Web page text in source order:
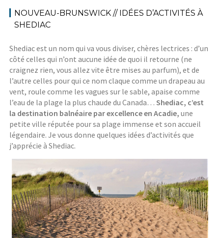
NOUVEAU-BRUNSWICK // IDÉES D’ACTIVITÉS À
SHEDIAC
Shediac est un nom qui va vous diviser, chères lectrices : d’un
côté celles qui n’ont aucune idée de quoi il retourne (ne
craignez rien, vous allez vite être mises au parfum), et de
l’autre celles pour qui ce nom claque comme un drapeau au
vent, roule comme les vagues sur le sable, apaise comme
l’eau de la plage la plus chaude du Canada…Shediac, c’est
la destination balnéaire par excellence en Acadie, une
petite ville réputée pour sa plage immense et son accueil
légendaire. Je vous donne quelques idées d’activités que
j’apprécie à Shediac.